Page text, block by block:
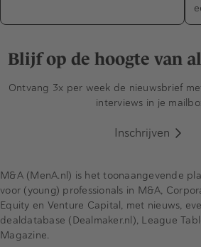
Blijf op de hoogte van
Ontvang 3x per week de nieuwsbrief
interviews in je
Inschrijven
M&A (MenA.nl) is het toonaangevende
voor (young) professionals in M&A,
Equity en Venture Capital, met nieuws,
dealdatabase (Dealmaker.nl), League
Magazine.